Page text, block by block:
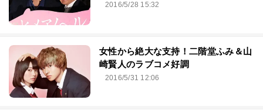
2016/5/28 15:32
女性から絶大な支持！二階堂ふみ＆山
崎賢人のラブコメ好調
2016/5/31 12:06